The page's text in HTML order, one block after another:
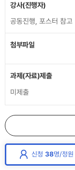
강사(진행자)
공동진행, 포스터 참고
첨부파일
과제(자료)제출
미제출
신청 38명/정원